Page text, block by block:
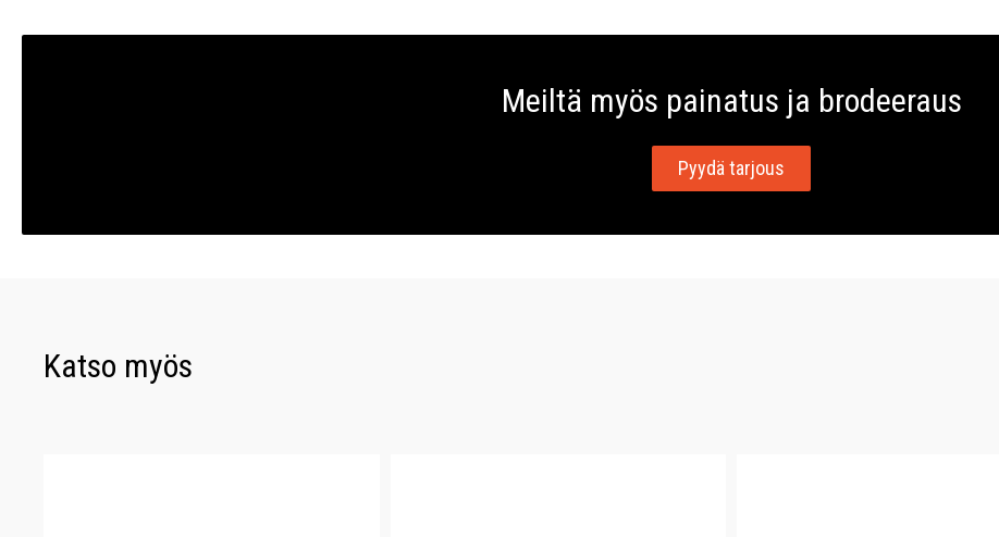
Meiltä myös painatus ja brodeeraus
Pyydä tarjous
Katso myös